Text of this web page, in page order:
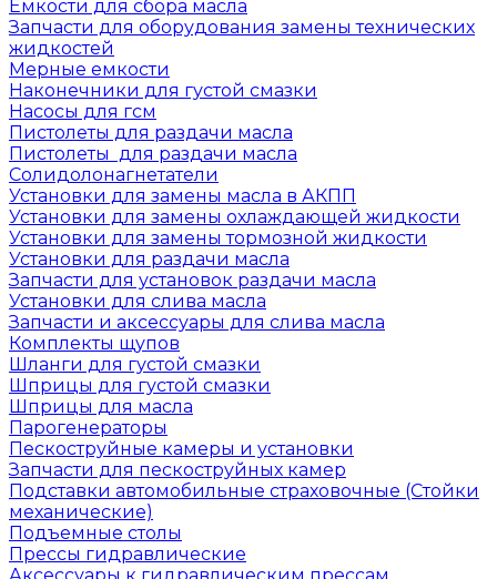
Емкости для сбора масла
Запчасти для оборудования замены технических
жидкостей
Мерные емкости
Наконечники для густой смазки
Насосы для гсм
Пистолеты для раздачи масла
Пистолеты для раздачи масла
Солидолонагнетатели
Установки для замены масла в АКПП
Установки для замены охлаждающей жидкости
Установки для замены тормозной жидкости
Установки для раздачи масла
Запчасти для установок раздачи масла
Установки для слива масла
Запчасти и аксессуары для слива масла
Комплекты щупов
Шланги для густой смазки
Шприцы для густой смазки
Шприцы для масла
Парогенераторы
Пескоструйные камеры и установки
Запчасти для пескоструйных камер
Подставки автомобильные страховочные (Стойки
механические)
Подъемные столы
Прессы гидравлические